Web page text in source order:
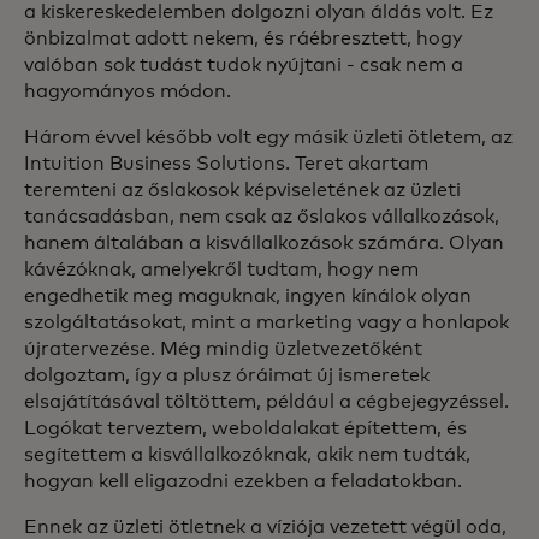
a kiskereskedelemben dolgozni olyan áldás volt. Ez
önbizalmat adott nekem, és ráébresztett, hogy
valóban sok tudást tudok nyújtani - csak nem a
hagyományos módon.
Három évvel később volt egy másik üzleti ötletem, az
Intuition Business Solutions. Teret akartam
teremteni az őslakosok képviseletének az üzleti
tanácsadásban, nem csak az őslakos vállalkozások,
hanem általában a kisvállalkozások számára. Olyan
kávézóknak, amelyekről tudtam, hogy nem
engedhetik meg maguknak, ingyen kínálok olyan
szolgáltatásokat, mint a marketing vagy a honlapok
újratervezése. Még mindig üzletvezetőként
dolgoztam, így a plusz óráimat új ismeretek
elsajátításával töltöttem, például a cégbejegyzéssel.
Logókat terveztem, weboldalakat építettem, és
segítettem a kisvállalkozóknak, akik nem tudták,
hogyan kell eligazodni ezekben a feladatokban.
Ennek az üzleti ötletnek a víziója vezetett végül oda,